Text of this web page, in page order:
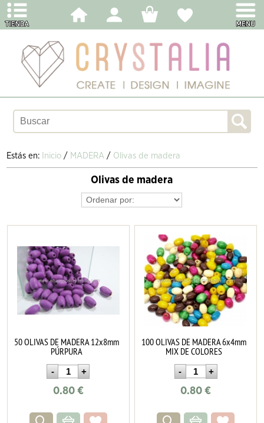
Estás en: Inicio / MADERA / Olivas de madera
Olivas de madera
50 OLIVAS DE MADERA 12x8mm
PÚRPURA
0.80€
100 OLIVAS DE MADERA 6x4mm
MIX DE COLORES
0.80 €